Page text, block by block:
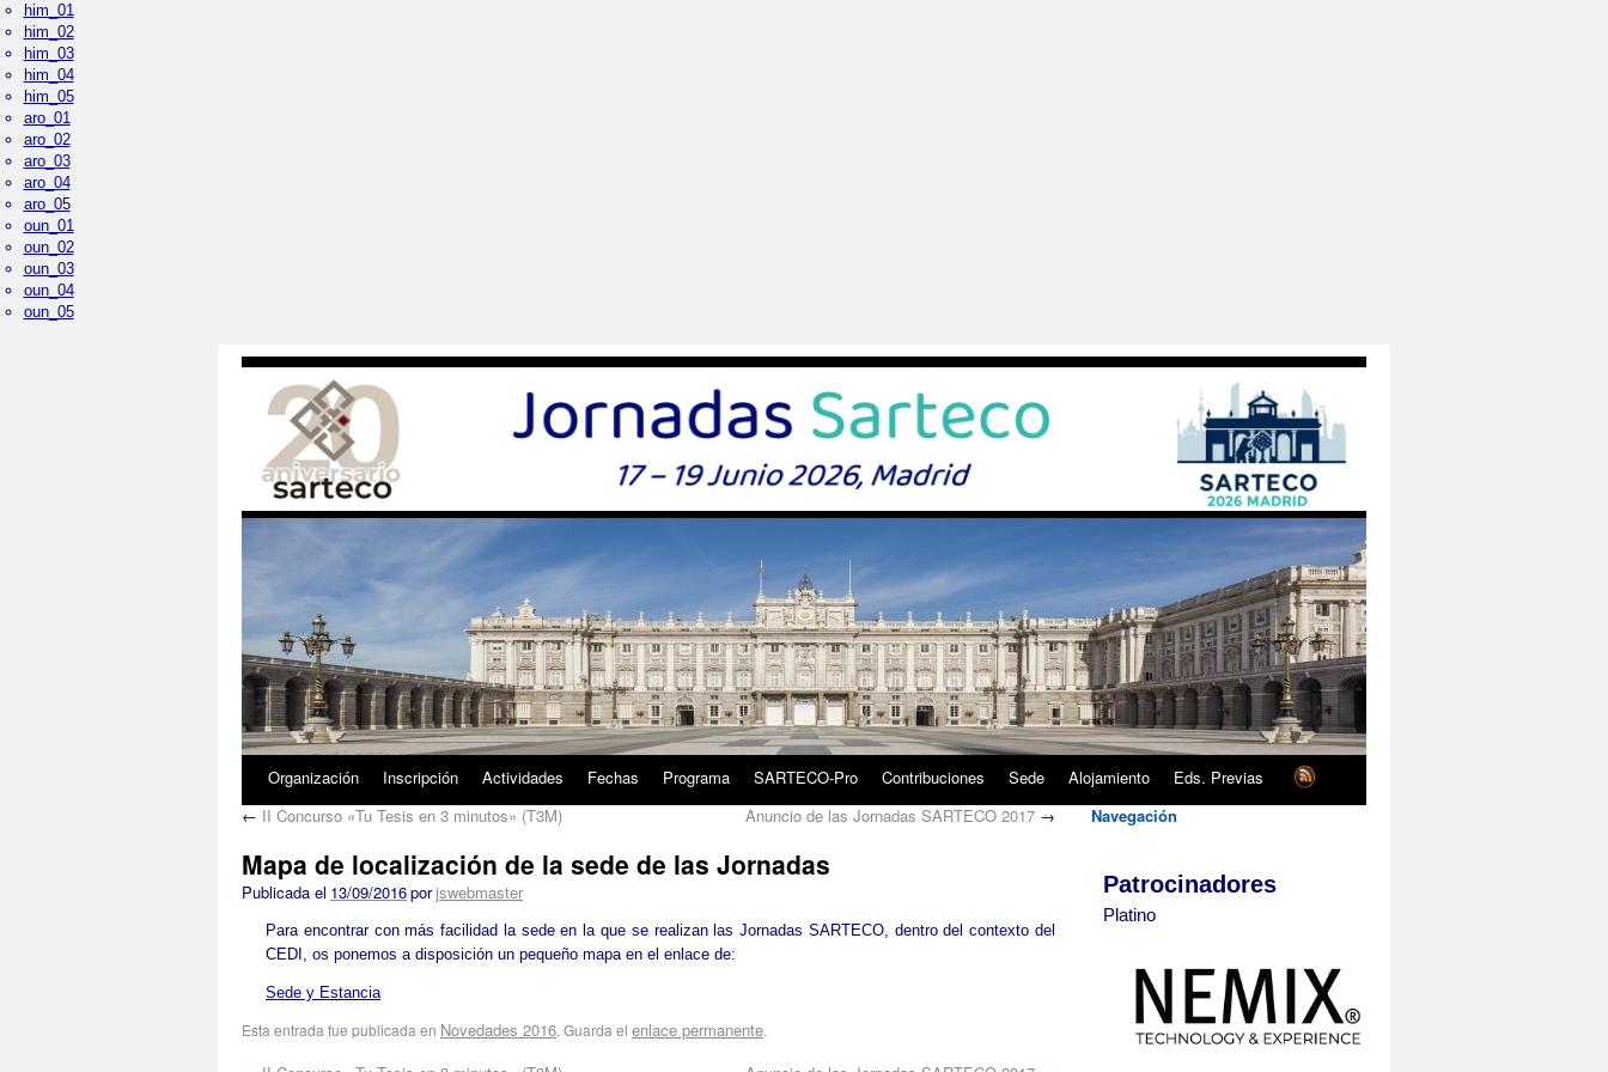
him_01
him_02
him_03
him_04
him_05
aro_01
aro_02
aro_03
aro_04
aro_05
oun_01
oun_02
oun_03
oun_04
oun_05
1/5
Palacio Real
Organización Inscripción Actividades Fechas Programa SARTECO-Pro Contribuciones Sede Alojamiento
Eds. Previas
← II Concurso «Tu Tesis en 3 minutos» (T3M) Anuncio de las Jornadas SARTECO 2017 →
Mapa de localización de la sede de las Jornadas
Publicada el 13/09/2016porjswebmaster
Para encontrar con más facilidad la sede en la que se realizan las Jornadas SARTECO, dentro del contexto del
CEDI, os ponemos a disposición un pequeño mapa en el enlace de:
Sede y Estancia
Esta entrada fue publicada en Novedades 2016. Guarda el enlace permanente.
Navegación
Patrocinadores
Platino